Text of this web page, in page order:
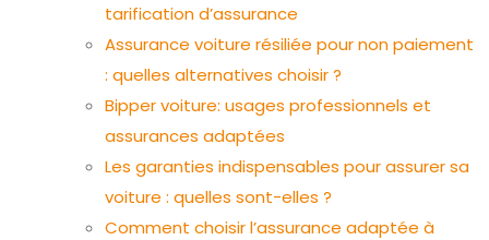
tarification d’assurance
Assurance voiture résiliée pour non paiement
: quelles alternatives choisir ?
Bipper voiture: usages professionnels et
assurances adaptées
Les garanties indispensables pour assurer sa
voiture : quelles sont-elles ?
Comment choisir l’assurance adaptée à